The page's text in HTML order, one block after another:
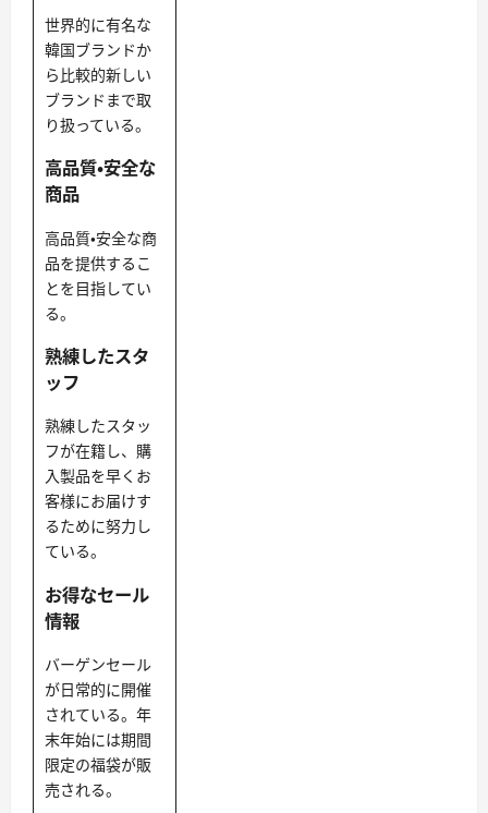
世界的に有名な
韓国ブランドか
ら比較的新しい
ブランドまで取
り扱っている。
高品質・安全な
商品
高品質・安全な商
品を提供するこ
とを目指してい
る。
熟練したスタ
ッフ
熟練したスタッ
フが在籍し、購
入製品を早くお
客様にお届けす
るために努力し
ている。
お得なセール
情報
バーゲンセール
が日常的に開催
されている。年
末年始には期間
限定の福袋が販
売される。